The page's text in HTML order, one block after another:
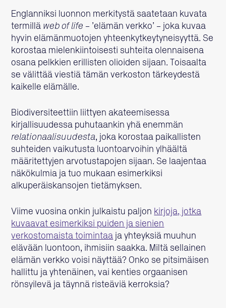
Englanniksi luonnon merkitystä saatetaan kuvata
termillä web of life – ’elämän verkko’ – joka kuvaa
hyvin elämänmuotojen yhteenkytkeytyneisyyttä. Se
korostaa mielenkiintoisesti suhteita olennaisena
osana pelkkien erillisten olioiden sijaan. Toisaalta
se välittää viestiä tämän verkoston tärkeydestä
kaikelle elämälle.
Biodiversiteettiin liittyen akateemisessa
kirjallisuudessa puhutaankin yhä enemmän
relationaalisuudesta, joka korostaa paikallisten
suhteiden vaikutusta luontoarvoihin ylhäältä
määritettyjen arvotustapojen sijaan. Se laajentaa
näkökulmia ja tuo mukaan esimerkiksi
alkuperäiskansojen tietämyksen.
Viime vuosina onkin julkaistu paljon kirjoja, jotka
kuvaavat esimerkiksi puiden ja sienien
verkostomaista toimintaa ja yhteyksiä muuhun
elävään luontoon, ihmisiin saakka. Miltä sellainen
elämän verkko voisi näyttää? Onko se pitsimäisen
hallittu ja yhtenäinen, vai kenties orgaanisen
rönsyilevä ja täynnä risteäviä kerroksia?